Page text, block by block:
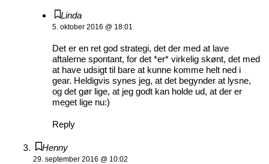
Linda
5. oktober 2016 @ 18:01
Det er en ret god strategi, det der med at lave
aftalerne spontant, for det *er* virkelig skønt, det med
at have udsigt til bare at kunne komme helt ned i
gear. Heldigvis synes jeg, at det begynder at lysne,
og det gør lige, at jeg godt kan holde ud, at der er
meget lige nu:)
Reply
Henny
29. september 2016 @ 10:02